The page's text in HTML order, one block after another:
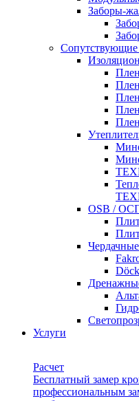
Заборы-
Сопутствующие
OSB /
Услуги
Расчет
Бесплатный замер
профессиональным